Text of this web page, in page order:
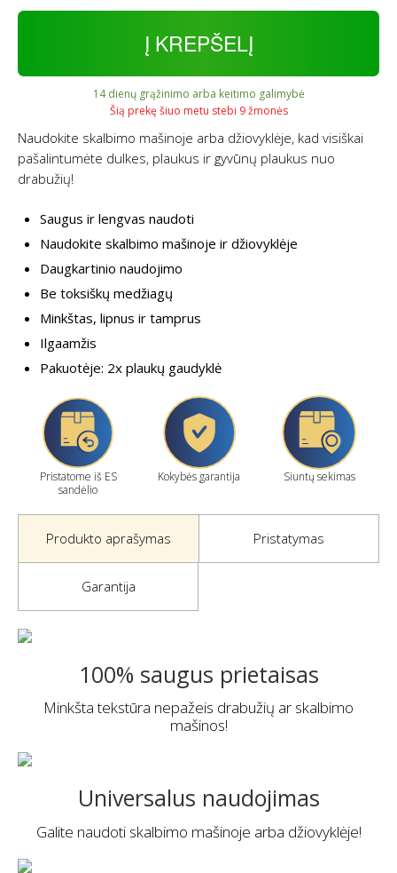
Į KREPŠELĮ
14 dienų grąžinimo arba keitimo galimybė
Šią prekę šiuo metu stebi 9 žmonės
Naudokite skalbimo mašinoje arba džiovyklėje, kad visiškai
pašalintumėte dulkes, plaukus ir gyvūnų plaukus nuo
drabužių!
Saugus ir lengvas naudoti
Naudokite skalbimo mašinoje ir džiovyklėje
Daugkartinio naudojimo
Be toksiškų medžiagų
Minkštas, lipnus ir tamprus
Ilgaamžis
Pakuotėje: 2x plaukų gaudyklė
Pristatome iš ES
sandėlio
Kokybės garantija Siuntų sekimas
Produkto aprašymas Pristatymas
Garantija
100% saugus prietaisas
Minkšta tekstūra nepažeis drabužių ar skalbimo
mašinos!
Universalus naudojimas
Galite naudoti skalbimo mašinoje arba džiovyklėje!